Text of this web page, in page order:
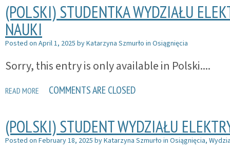
(POLSKI) STUDENTKA WYDZIAŁU
NAUKI
Posted on April 1, 2025 byKatarzyna Szmurło in Osiągnięcia
Sorry, this entry is only available in Polski....
READ MORE COMMENTS ARE CLOSED
(POLSKI) STUDENT WYDZIAŁU
Posted on February 18, 2025 byKatarzyna Szmurło in Osiągnięcia,